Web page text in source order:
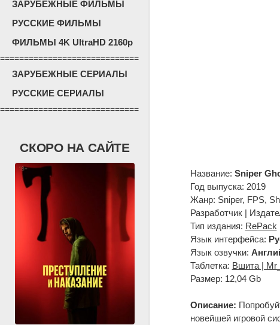
ЗАРУБЕЖНЫЕ ФИЛЬМЫ
РУССКИЕ ФИЛЬМЫ
ФИЛЬМЫ 4K UltraHD 2160p
=============================
ЗАРУБЕЖНЫЕ СЕРИАЛЫ
РУССКИЕ СЕРИАЛЫ
=============================
СКОРО НА САЙТЕ
Название: Sniper
Год выпуска: 2019
Жанр: Sniper, FPS,
Разработчик |
Тип издания: RePack
Язык интерфейса:
Язык озвучки:
Таблетка: Вшита |
Размер: 12,04 Gb
Описание:
новейшей игровой